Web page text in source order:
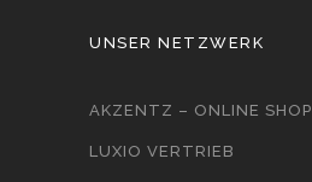
UNSER NETZWERK
AKZENTZ – ONLINE SHOP
LUXIO VERTRIEB